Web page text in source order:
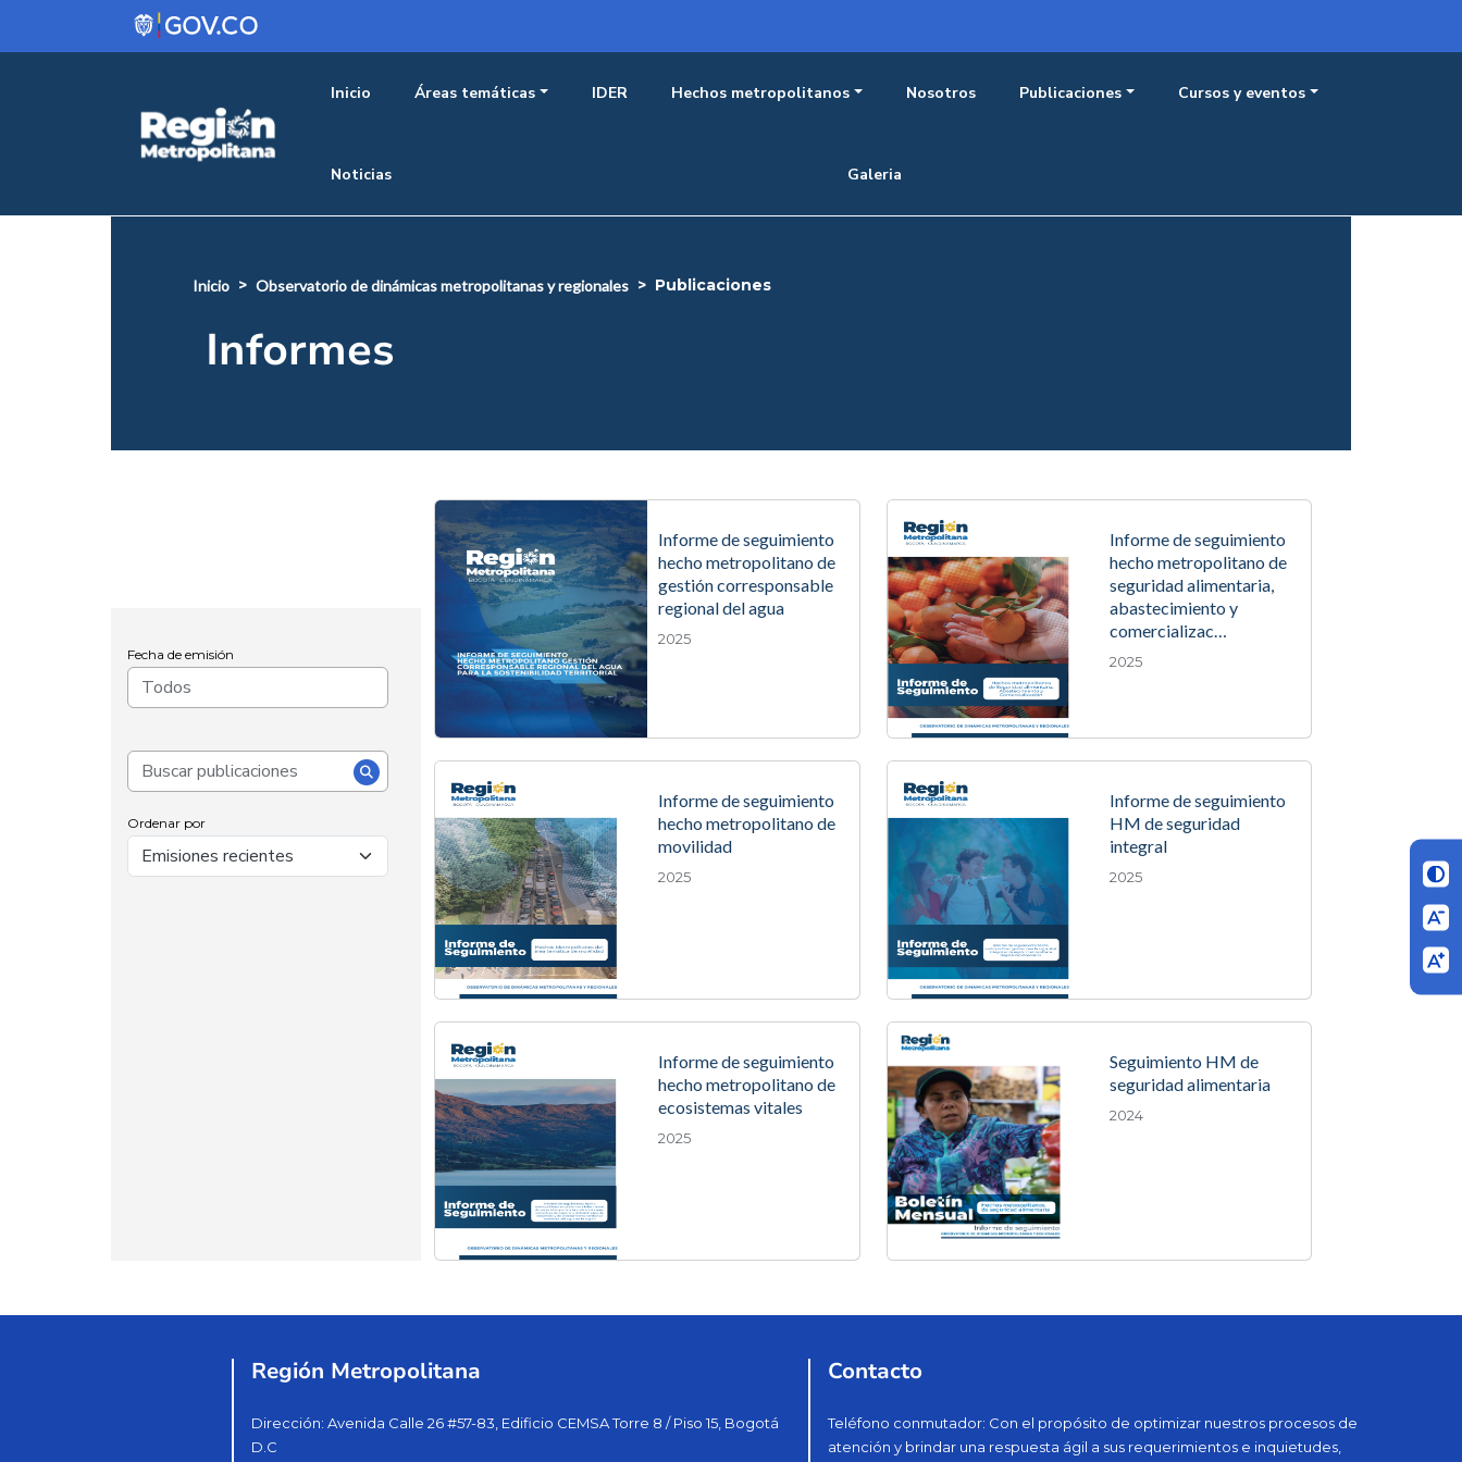
Pasar al contenido principal
Menu principal observatorio
Inicio Áreas temáticas IDER Hechos metropolitanos Nosotros Publicaciones Cursos y eventos
Noticias Galeria
inicio observatorio de dinámicas metropolitanas y regionales publicaciones
Informes
Fecha de emisión
Ordenar por
Informe de seguimiento
hecho metropolitano de
gestión corresponsable
regional del agua
2025
Informe de seguimiento
hecho metropolitano de
seguridad alimentaria,
abastecimiento y
comercializac…
2025
Informe de seguimiento
hecho metropolitano de
movilidad
2025
Informe de seguimiento
HM de seguridad
integral
2025
Informe de seguimiento
hecho metropolitano de
ecosistemas vitales
2025
Seguimiento HM de
seguridad alimentaria
2024
Región Metropolitana
Dirección: Avenida Calle 26 #57-83, Edificio CEMSA Torre 8 / Piso 15, Bogotá
D.C
Contacto
Teléfono conmutador: Con el propósito de optimizar nuestros procesos de
atención y brindar una respuesta ágil a sus requerimientos e inquietudes,